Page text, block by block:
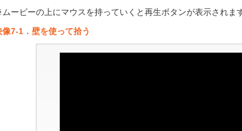
ービーの上にマウスを持っていくと再生ボタンが表示されます
像7-1．壁を使って拾う